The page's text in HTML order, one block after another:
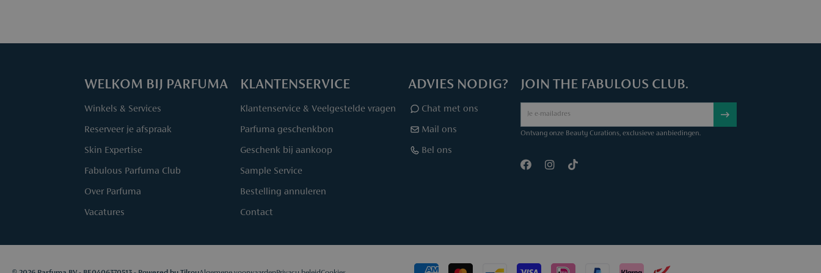
WELKOM BIJ PARFUMA
Winkels & Services
Reserveer je afspraak
Skin Expertise
Fabulous Parfuma Club
Over Parfuma
Vacatures
KLANTENSERVICE
Klantenservice & Veelgestelde vragen
Parfuma geschenkbon
Geschenk bij aankoop
Sample Service
Bestelling annuleren
Contact
ADVIES NODIG?
Chat met ons
Mail ons
Bel ons
JOIN THE FABULOUS CLUB.
Ontvang onze Beauty Curations, exclusieve aanbiedingen.